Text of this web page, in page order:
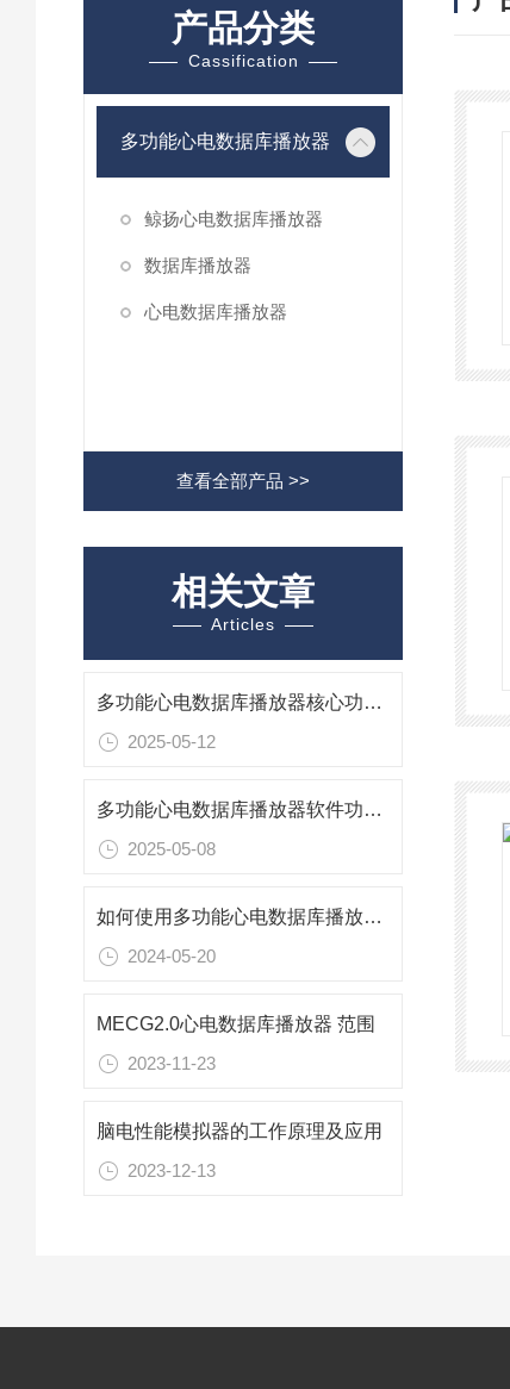
产品分类
Cassification
多功能心电数据库播放器
鲸扬心电数据库播放器
数据库播放器
心电数据库播放器
查看全部产品 >>
相关文章
Articles
多功能心电数据库播放器核心功能与工作原理
2025-05-12
多功能心电数据库播放器软件功能与易用性分析
2025-05-08
如何使用多功能心电数据库播放器进行心电图数据分析和管理？
2024-05-20
MECG2.0心电数据库播放器 范围
2023-11-23
脑电性能模拟器的工作原理及应用
2023-12-13